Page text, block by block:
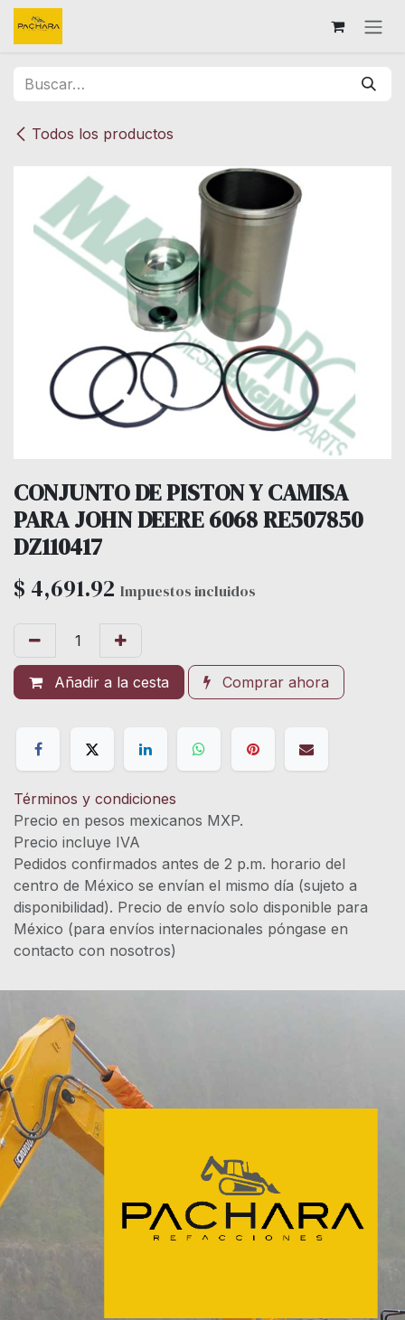
Ir al contenido
Todos los productos
CONJUNTO DE PISTON Y CAMISA
PARA JOHN DEERE 6068 RE507850
DZ110417
$ 4,691.92 Impuestos incluidos
Añadir a la cesta Comprar ahora
Términos y condiciones
Precio en pesos mexicanos MXP.
Precio incluye IVA
Pedidos confirmados antes de 2 p.m. horario del
centro de México se envían el mismo día (sujeto a
disponibilidad). Precio de envío solo disponible para
México (para envíos internacionales póngase en
contacto con nosotros)